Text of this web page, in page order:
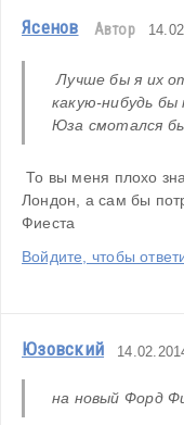
Ясенов Автор
Лучше бы я их отдал Е.Ю. он хоть книгу о городе
какую-нибудь бы
Юза смотался
То вы меня плохо знаете. Я сделал бы вид, что смотался в
Лондон, а сам бы
Фиеста
Войдите, чтобы
Юзовский
на новый Форд